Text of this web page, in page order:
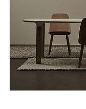
置やクリーニングが容易